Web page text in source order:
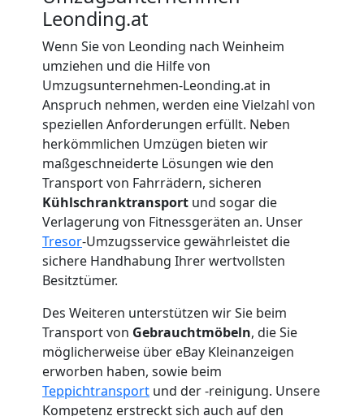
Leonding.at
Wenn Sie von Leonding nach Weinheim
umziehen und die Hilfe von
Umzugsunternehmen-Leonding.at in
Anspruch nehmen, werden eine Vielzahl von
speziellen Anforderungen erfüllt. Neben
herkömmlichen Umzügen bieten wir
maßgeschneiderte Lösungen wie den
Transport von Fahrrädern, sicheren
Kühlschranktransport und sogar die
Verlagerung von Fitnessgeräten an. Unser
Tresor-Umzugsservice gewährleistet die
sichere Handhabung Ihrer wertvollsten
Besitztümer.
Des Weiteren unterstützen wir Sie beim
Transport von Gebrauchtmöbeln, die Sie
möglicherweise über eBay Kleinanzeigen
erworben haben, sowie beim
Teppichtransport und der -reinigung. Unsere
Kompetenz erstreckt sich auch auf den
Leonding
Mini
Umzug
Leonding
Umzug
Mann